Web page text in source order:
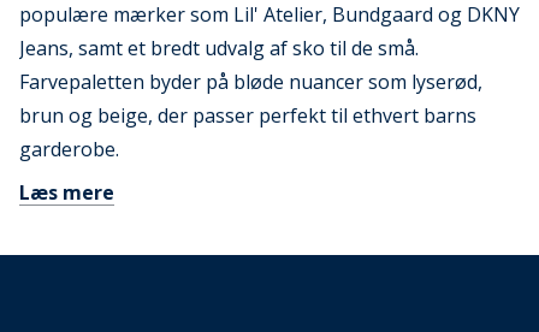
populære mærker som Lil' Atelier, Bundgaard og DKNY
Jeans, samt et bredt udvalg af sko til de små.
Farvepaletten byder på bløde nuancer som lyserød,
brun og beige, der passer perfekt til ethvert barns
garderobe.
Læs mere